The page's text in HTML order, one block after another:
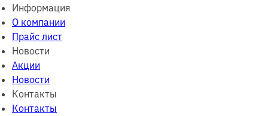
Информация
О компании
Прайс лист
Новости
Акции
Новости
Контакты
Контакты